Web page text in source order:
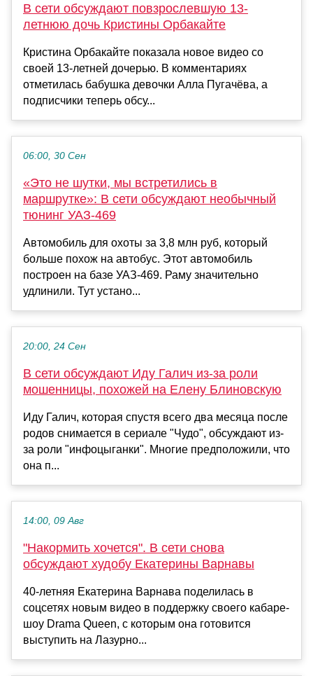
В сети обсуждают повзрослевшую 13-
летнюю дочь Кристины Орбакайте
Кристина Орбакайте показала новое видео со
своей 13-летней дочерью. В комментариях
отметилась бабушка девочки Алла Пугачёва, а
подписчики теперь обсу...
06:00, 30 Сен
«Это не шутки, мы встретились в
маршрутке»: В сети обсуждают необычный
тюнинг УАЗ-469
Автомобиль для охоты за 3,8 млн руб, который
больше похож на автобус. Этот автомобиль
построен на базе УАЗ-469. Раму значительно
удлинили. Тут устано...
20:00, 24 Сен
В сети обсуждают Иду Галич из-за роли
мошенницы, похожей на Елену Блиновскую
Иду Галич, которая спустя всего два месяца после
родов снимается в сериале "Чудо", обсуждают из-
за роли "инфоцыганки". Многие предположили, что
она п...
14:00, 09 Авг
"Накормить хочется". В сети снова
обсуждают худобу Екатерины Варнавы
40-летняя Екатерина Варнава поделилась в
соцсетях новым видео в поддержку своего кабаре-
шоу Drama Queen, с которым она готовится
выступить на Лазурно...